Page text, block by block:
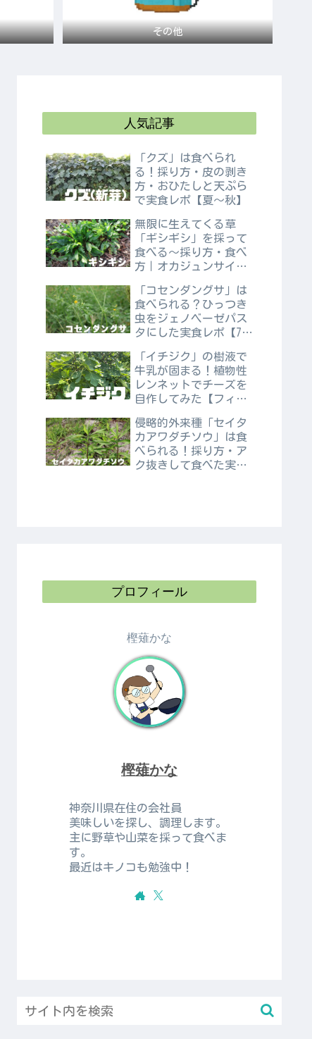
その他
人気記事
「クズ」は食べられ
る！採り方・皮の剥き
方・おひたしと天ぷら
で実食レポ【夏〜秋】
無限に生えてくる草
「ギシギシ」を採って
食べる〜採り方・食べ
方｜オカジュンサイと
草を実食レポ〜
「コセンダングサ」は
食べられる？ひっつき
虫をジェノベーゼパス
タにした実食レポ【7〜
「イチジク」の樹液で
牛乳が固まる！植物性
レンネットでチーズを
自作してみた【フィシ
侵略的外来種「セイタ
カアワダチソウ」は食
べられる！採り方・ア
ク抜きして食べた実食
プロフィール
樫薙かな
樫薙かな
神奈川県在住の会社員
美味しいを探し、調理します。
主に野草や山菜を採って食べま
す。
最近はキノコも勉強中！